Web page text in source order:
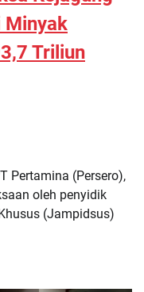
Minyak
Triliun
Pertamina (Persero),
oleh penyidik
(Jampidsus)